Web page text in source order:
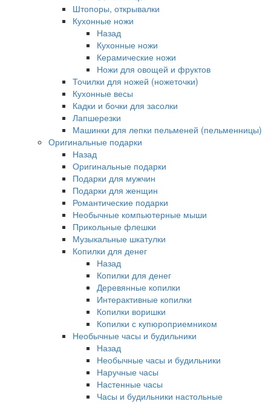
Штопоры, открывалки
Кухонные ножи
Назад
Кухонные ножи
Керамические ножи
Ножи для овощей и фруктов
Точилки для ножей (ножеточки)
Кухонные весы
Кадки и бочки для засолки
Лапшерезки
Машинки для лепки пельменей (пельменницы)
Оригинальные подарки
Назад
Оригинальные подарки
Подарки для мужчин
Подарки для женщин
Романтические подарки
Необычные компьютерные мыши
Прикольные флешки
Музыкальные шкатулки
Копилки для денег
Назад
Копилки для денег
Деревянные копилки
Интерактивные копилки
Копилки воришки
Копилки с купюроприемником
Необычные часы и будильники
Назад
Необычные часы и будильники
Наручные часы
Настенные часы
Часы и будильники настольные